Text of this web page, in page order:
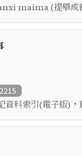
maima (提舉成
資料索引(電子版)